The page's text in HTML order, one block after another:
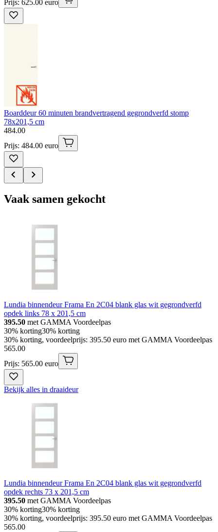
Prijs: 625.00 euro
Boarddeur 60 minuten brandvertragend gegrondverfd stomp
78x201,5 cm
484.00
Prijs: 484.00 euro
Vaak samen gekocht
Lundia binnendeur Frama En 2C04 blank glas wit gegrondverfd
opdek links 78 x 201,5 cm
395.50 met GAMMA Voordeelpas
30% korting30% korting
30% korting, voordeelprijs: 395.50 euro met GAMMA Voordeelpas
565.00
Prijs: 565.00 euro
Bekijk alles in draaideur
Lundia binnendeur Frama En 2C04 blank glas wit gegrondverfd
opdek rechts 73 x 201,5 cm
395.50 met GAMMA Voordeelpas
30% korting30% korting
30% korting, voordeelprijs: 395.50 euro met GAMMA Voordeelpas
565.00